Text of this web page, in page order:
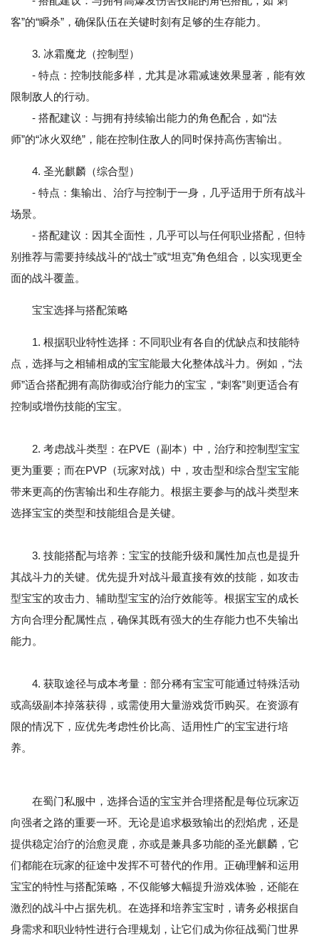
客”的“瞬杀”，确保队伍在关键时刻有足够的生存能力。
3. 冰霜魔龙（控制型）
- 特点：控制技能多样，尤其是冰霜减速效果显著，能有效
限制敌人的行动。
- 搭配建议：与拥有持续输出能力的角色配合，如“法
师”的“冰火双绝”，能在控制住敌人的同时保持高伤害输出。
4. 圣光麒麟（综合型）
- 特点：集输出、治疗与控制于一身，几乎适用于所有战斗
场景。
- 搭配建议：因其全面性，几乎可以与任何职业搭配，但特
别推荐与需要持续战斗的“战士”或“坦克”角色组合，以实现更全
面的战斗覆盖。
宝宝选择与搭配策略
1. 根据职业特性选择：不同职业有各自的优缺点和技能特
点，选择与之相辅相成的宝宝能最大化整体战斗力。例如，“法
师”适合搭配拥有高防御或治疗能力的宝宝，“刺客”则更适合有
控制或增伤技能的宝宝。
2. 考虑战斗类型：在PVE（副本）中，治疗和控制型宝宝
更为重要；而在PVP（玩家对战）中，攻击型和综合型宝宝能
带来更高的伤害输出和生存能力。根据主要参与的战斗类型来
选择宝宝的类型和技能组合是关键。
3. 技能搭配与培养：宝宝的技能升级和属性加点也是提升
其战斗力的关键。优先提升对战斗最直接有效的技能，如攻击
型宝宝的攻击力、辅助型宝宝的治疗效能等。根据宝宝的成长
方向合理分配属性点，确保其既有强大的生存能力也不失输出
能力。
4. 获取途径与成本考量：部分稀有宝宝可能通过特殊活动
或高级副本掉落获得，或需使用大量游戏货币购买。在资源有
限的情况下，应优先考虑性价比高、适用性广的宝宝进行培
养。
在蜀门私服中，选择合适的宝宝并合理搭配是每位玩家迈
向强者之路的重要一环。无论是追求极致输出的烈焰虎，还是
提供稳定治疗的治愈灵鹿，亦或是兼具多功能的圣光麒麟，它
们都能在玩家的征途中发挥不可替代的作用。正确理解和运用
宝宝的特性与搭配策略，不仅能够大幅提升游戏体验，还能在
激烈的战斗中占据先机。在选择和培养宝宝时，请务必根据自
身需求和职业特性进行合理规划，让它们成为你征战蜀门世界